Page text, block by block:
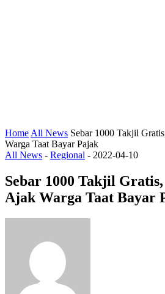
Home All News Sebar 1000 Takjil
Warga Taat Bayar Pajak
All News - Regional - 2022-04-10
Sebar 1000 Takjil
Ajak Warga Taat Bayar